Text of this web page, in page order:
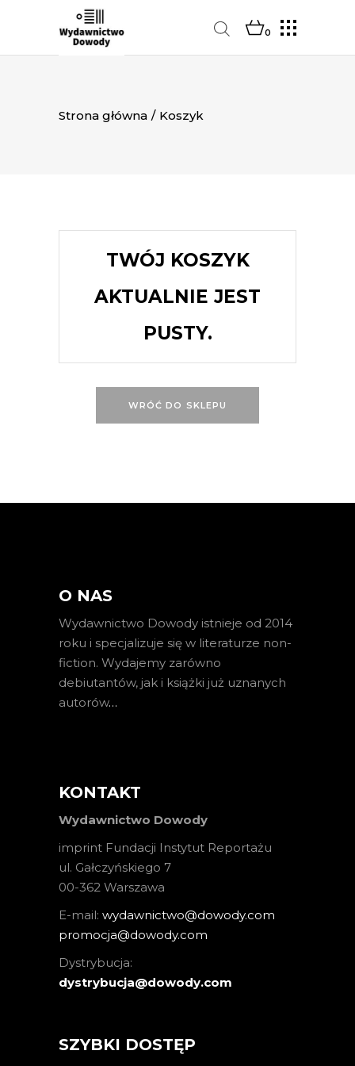
0
Strona główna / Koszyk
TWÓJ KOSZYK
AKTUALNIE JEST
PUSTY.
WRÓĆ DO SKLEPU
O NAS
Wydawnictwo Dowody istnieje od 2014
roku i specjalizuje się w literaturze non-
fiction. Wydajemy zarówno
debiutantów, jak i książki już uznanych
autorów…
KONTAKT
Wydawnictwo Dowody
imprint Fundacji Instytut Reportażu
ul. Gałczyńskiego 7
00-362 Warszawa
E-mail: wydawnictwo@dowody.com
promocja@dowody.com
Dystrybucja:
dystrybucja@dowody.com
SZYBKI DOSTĘP